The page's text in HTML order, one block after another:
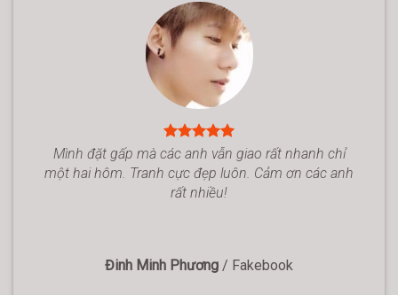
Mình đặt gấp mà các anh vẫn giao rất nhanh chỉ
một hai hôm. Tranh cực đẹp luôn. Cảm ơn các anh
rất nhiều!
Đinh Minh Phương / Fakebook